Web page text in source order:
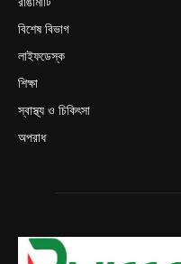
বিশেষ বিভাগ
লাইফডেস্ক
শিক্ষা
স্বাস্থ্য ও চিকিৎসা
অপরাধ